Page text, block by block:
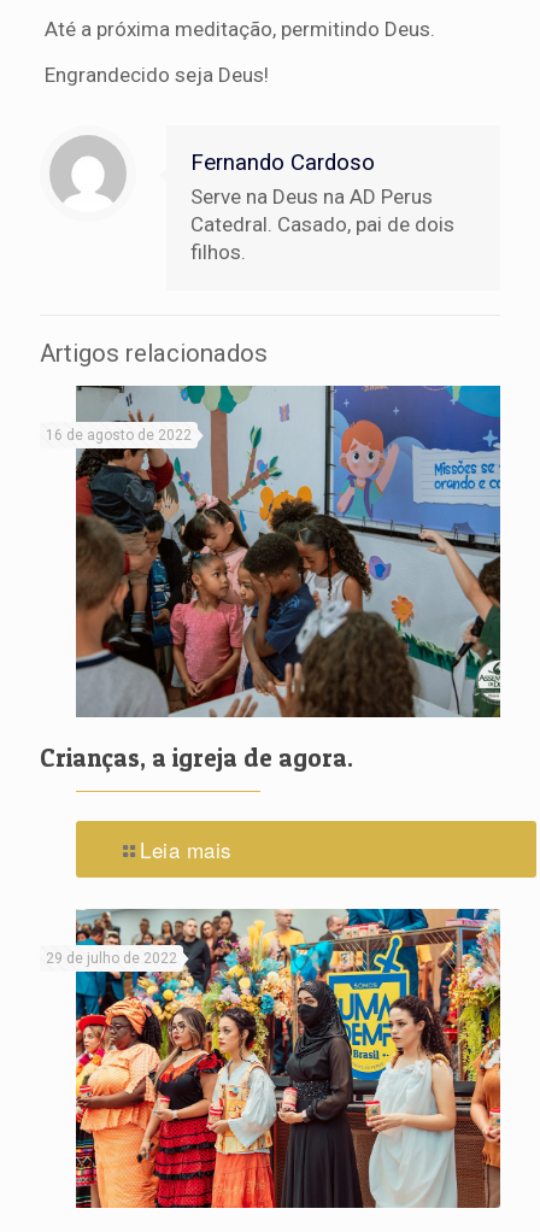
Até a próxima meditação, permitindo Deus.
Engrandecido seja Deus!
Fernando Cardoso
Serve na Deus na AD Perus
Catedral. Casado, pai de dois
filhos.
Artigos relacionados
16 de agosto de 2022
Crianças, a igreja de agora.
Leia mais
29 de julho de 2022